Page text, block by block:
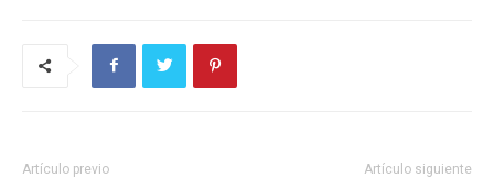
Artículo previo Artículo siguiente